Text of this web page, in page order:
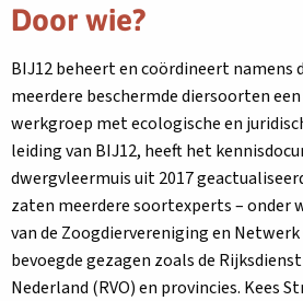
Door wie?
BIJ12 beheert en coördineert namens
meerdere beschermde diersoorten
werkgroep met ecologische en
leiding van BIJ12, heeft het
dwergvleermuis uit 2017
zaten meerdere soortexperts – onder
van de Zoogdiervereniging en Netwerk
bevoegde gezagen zoals de
Nederland (RVO) en provincies. Kees